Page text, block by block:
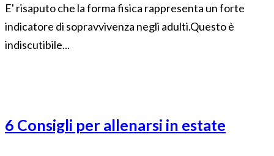
E' risaputo che la forma fisica rappresenta un forte
indicatore di sopravvivenza negli adulti.Questo è
indiscutibile...
6 Consigli per allenarsi in estate